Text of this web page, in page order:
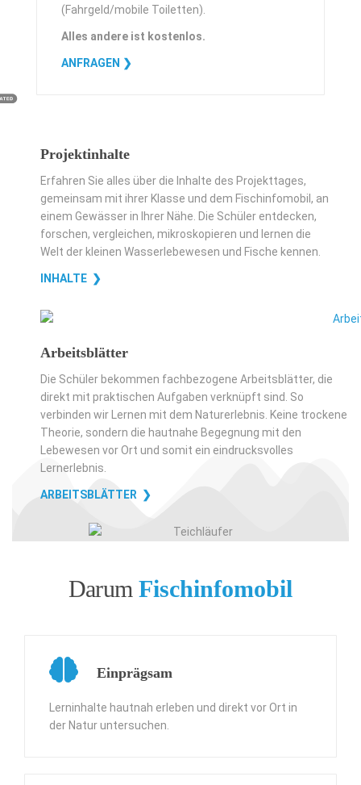
(Fahrgeld/mobile Toiletten).
Alles andere ist kostenlos.
ANFRAGEN ❯
Projektinhalte
Erfahren Sie alles über die Inhalte des Projekttages,
gemeinsam mit ihrer Klasse und dem Fischinfomobil, an
einem Gewässer in Ihrer Nähe. Die Schüler entdecken,
forschen, vergleichen, mikroskopieren und lernen die
Welt der kleinen Wasserlebewesen und Fische kennen.
INHALTE ❯
Arbeitsblätter
Die Schüler bekommen fachbezogene Arbeitsblätter, die
direkt mit praktischen Aufgaben verknüpft sind. So
verbinden wir Lernen mit dem Naturerlebnis. Keine trockene
Theorie, sondern die hautnahe Begegnung mit den
Lebewesen vor Ort und somit ein eindrucksvolles
Lernerlebnis.
ARBEITSBLÄTTER ❯
Darum Fischinfomobil
Einprägsam
Lerninhalte hautnah erleben und direkt vor Ort in
der Natur untersuchen.